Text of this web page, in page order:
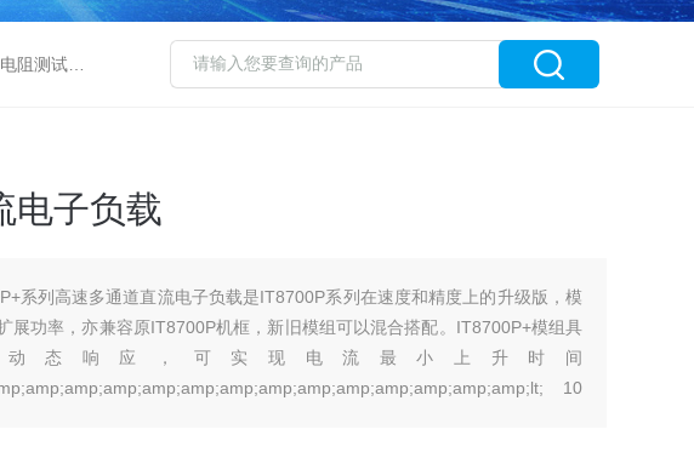
据采集仪
电子负载
系列高速多通道直流电子负载是IT8700P系列在速度和精度上的升级版，模
展功率，亦兼容原IT8700P机框，新旧模组可以混合搭配。IT8700P+模组具
态响应，可实现电流最小上升时间
10